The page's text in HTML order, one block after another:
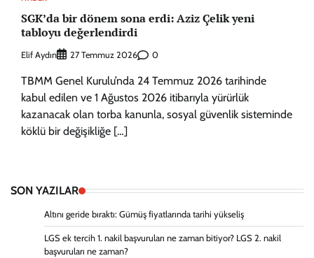
SGK’da bir dönem sona erdi: Aziz Çelik yeni
tabloyu değerlendirdi
Elif Aydın 27 Temmuz 2026 0
TBMM Genel Kurulu’nda 24 Temmuz 2026 tarihinde
kabul edilen ve 1 Ağustos 2026 itibarıyla yürürlük
kazanacak olan torba kanunla, sosyal güvenlik sisteminde
köklü bir değişikliğe […]
SON YAZILAR
Altını geride bıraktı: Gümüş fiyatlarında tarihi yükseliş
LGS ek tercih 1. nakil başvuruları ne zaman bitiyor? LGS 2. nakil
başvuruları ne zaman?